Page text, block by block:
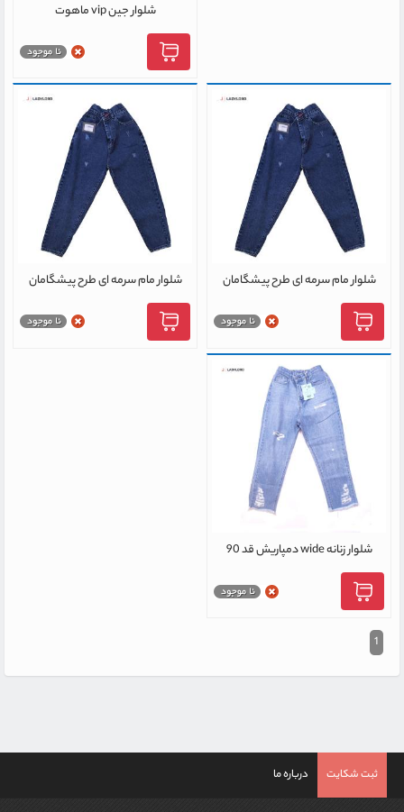
شلوار جین vip ماهوت
شلوار مام سرمه ای طرح پیشگامان شلوار مام سرمه ای طرح پیشگامان
شلوار زنانه wide دمپاریش قد 90
ثبت شکایت درباره ما